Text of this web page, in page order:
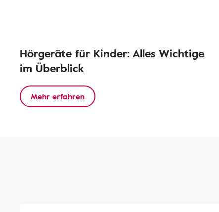
Hörgeräte für Kinder: Alles Wichtige
im Überblick
Mehr erfahren